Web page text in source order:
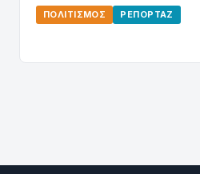
ΠΟΛΙΤΙΣΜΌΣ ΡΕΠΟΡΤΆΖ